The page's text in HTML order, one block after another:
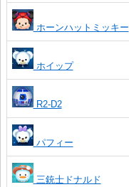
ホーンハットミッキー
ホイップ
R2-D2
パフィー
三銃士ドナルド